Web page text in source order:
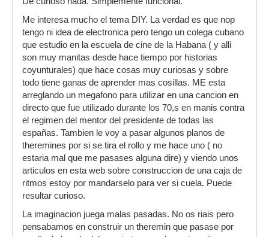
Me interesa mucho el tema DIY. La verdad es que nop
tengo ni idea de electronica pero tengo un colega cubano
que estudio en la escuela de cine de la Habana ( y alli
son muy manitas desde hace tiempo por historias
coyunturales) que hace cosas muy curiosas y sobre
todo tiene ganas de aprender mas cosillas. ME esta
arreglando un megafono para utilizar en una cancion en
directo que fue utilizado durante los 70,s en manis contra
el regimen del mentor del presidente de todas las
españas. Tambien le voy a pasar algunos planos de
theremines por si se tira el rollo y me hace uno ( no
estaria mal que me pasases alguna dire) y viendo unos
articulos en esta web sobre construccion de una caja de
ritmos estoy por mandarselo para ver si cuela. Puede
resultar curioso.
La imaginacion juega malas pasadas. No os riais pero
pensabamos en construir un theremin que pasase por